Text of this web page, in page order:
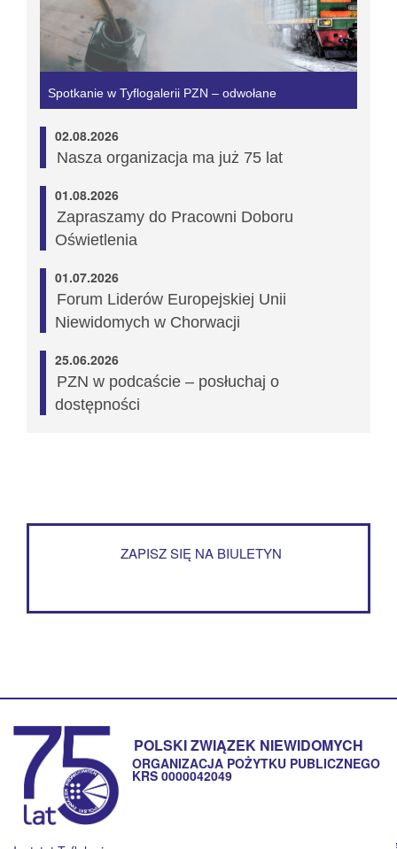
Spotkanie w Tyflogalerii PZN – odwołane
02.08.2026
Nasza organizacja ma już 75 lat
01.08.2026
Zapraszamy do Pracowni Doboru
Oświetlenia
01.07.2026
Forum Liderów Europejskiej Unii
Niewidomych w Chorwacji
25.06.2026
PZN w podcaście – posłuchaj o
dostępności
ZAPISZ SIĘ NA BIULETYN
POLSKI ZWIĄZEK NIEWIDOMYCH
ORGANIZACJA POŻYTKU PUBLICZNEGO
KRS 0000042049